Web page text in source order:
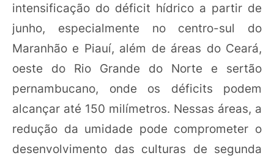
intensificação do déficit hídrico a partir de
junho, especialmente no centro-sul do
Maranhão e Piauí, além de áreas do Ceará,
oeste do Rio Grande do Norte e sertão
pernambucano, onde os déficits podem
alcançar até 150 milímetros. Nessas áreas, a
redução da umidade pode comprometer o
desenvolvimento das culturas de segunda